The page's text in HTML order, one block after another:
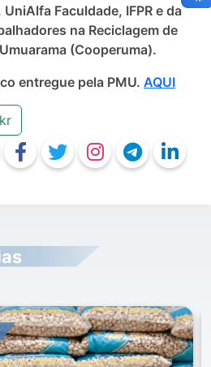
Faculdade, IFPR e da
na Reciclagem de
(Cooperuma).
entregue pela PMU. AQUI